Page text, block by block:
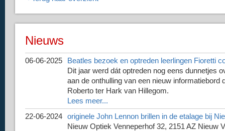
Nieuws
06-06-2025
Beatles bezoek en optreden leerlingen Fioretti
Dit jaar werd dát optreden nog eens dunnetjes
aan de onthulling van een nieuw informatiebord
Roberto ter Hark van Hillegom.
Lees meer...
22-06-2024 originele John Lennon brillen in de etalage bij
Nieuw Optiek Venneperhof 32, 2151 AZ Nieuw